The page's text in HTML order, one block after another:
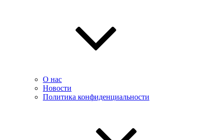
О нас
Новости
Политика конфиденциальности